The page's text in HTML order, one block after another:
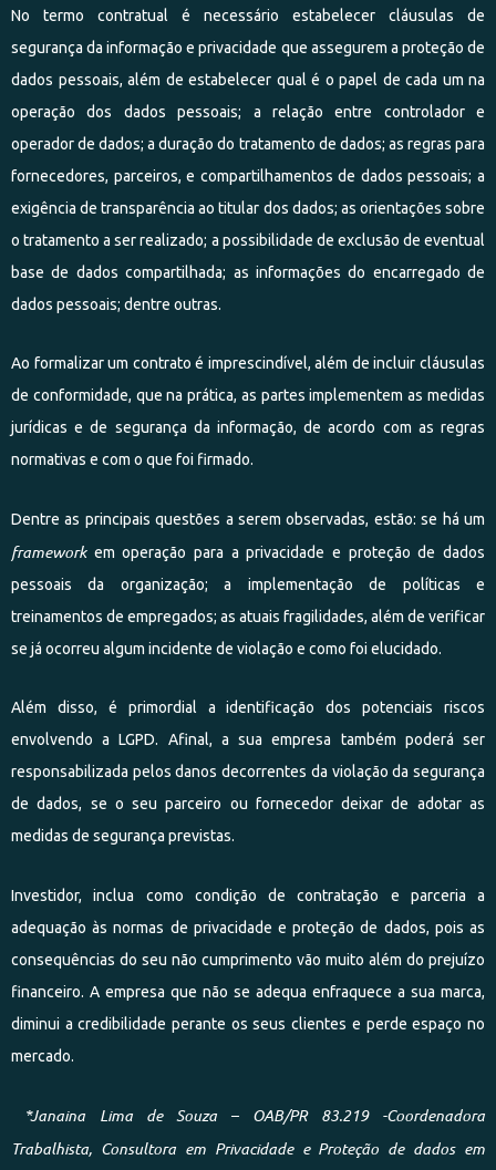
No termo contratual é necessário estabelecer cláusulas de
segurança da informação e privacidade que assegurem a proteção de
dados pessoais, além de estabelecer qual é o papel de cada um na
operação dos dados pessoais; a relação entre controlador e
operador de dados; a duração do tratamento de dados; as regras para
fornecedores, parceiros, e compartilhamentos de dados pessoais; a
exigência de transparência ao titular dos dados; as orientações sobre
o tratamento a ser realizado; a possibilidade de exclusão de eventual
base de dados compartilhada; as informações do encarregado de
dados pessoais; dentre outras.
Ao formalizar um contrato é imprescindível, além de incluir cláusulas
de conformidade, que na prática, as partes implementem as medidas
jurídicas e de segurança da informação, de acordo com as regras
normativas e com o que foi firmado.
Dentre as principais questões a serem observadas, estão: se há um
frameworkem operação para a privacidade e proteção de dados
pessoais da organização; a implementação de políticas e
treinamentos de empregados; as atuais fragilidades, além de verificar
se já ocorreu algum incidente de violação e como foi elucidado.
Além disso, é primordial a identificação dos potenciais riscos
envolvendo a LGPD. Afinal, a sua empresa também poderá ser
responsabilizada pelos danos decorrentes da violação da segurança
de dados, se o seu parceiro ou fornecedor deixar de adotar as
medidas de segurança previstas.
Investidor, inclua como condição de contratação e parceria a
adequação às normas de privacidade e proteção de dados, pois as
consequências do seu não cumprimento vão muito além do prejuízo
financeiro. A empresa que não se adequa enfraquece a sua marca,
diminui a credibilidade perante os seus clientes e perde espaço no
mercado.
*Janaina Lima de Souza – OAB/PR 83.219 -Coordenadora
Trabalhista, Consultora em Privacidade e Proteção de dados em